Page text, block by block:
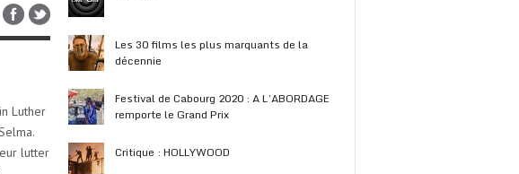
Luther
lutter
Les 30 films les plus marquants de la
décennie
Festival de Cabourg 2020 : A L’ABORDAGE
remporte le Grand Prix
Critique : HOLLYWOOD